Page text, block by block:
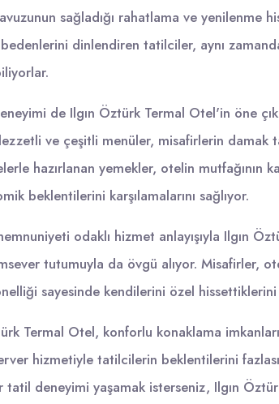
sağladığı rahatlama ve yenilenme
dinlendiren tatilciler, aynı
de Ilgın Öztürk Termal Otel'in öne
ve çeşitli menüler, misafirlerin damak
hazırlanan yemekler, otelin mutfağının
beklentilerini karşılamalarını sağlıyor.
odaklı hizmet anlayışıyla Ilgın
tutumuyla da övgü alıyor. Misafirler,
sayesinde kendilerini özel
Termal Otel, konforlu konaklama
hizmetiyle tatilcilerin beklentilerini
tatil deneyimi yaşamak isterseniz, Ilgın